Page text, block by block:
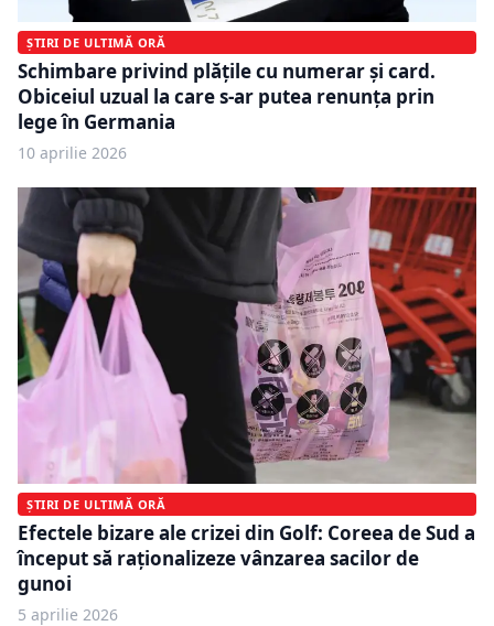
ȘTIRI DE ULTIMĂ ORĂ
Schimbare privind plățile cu numerar și card.
Obiceiul uzual la care s-ar putea renunța prin
lege în Germania
10 aprilie 2026
ȘTIRI DE ULTIMĂ ORĂ
Efectele bizare ale crizei din Golf: Coreea de Sud a
început să raționalizeze vânzarea sacilor de
gunoi
5 aprilie 2026